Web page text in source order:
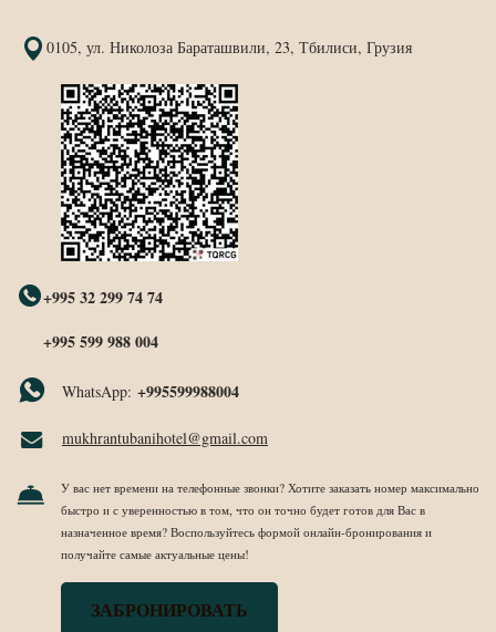
0105, ул. Николоза Бараташвили, 23, Тбилиси, Грузия
+995 32 299 74 74
+995 599 988 004
WhatsApp: +995599988004
mukhrantubanihotel@gmail.com
У вас нет времени на телефонные звонки? Хотите заказать номер максимально
быстро и с уверенностью в том, что он точно будет готов для Вас в
назначенное время? Воспользуйтесь формой онлайн-бронирования и
получайте самые актуальные цены!
ЗАБРОНИРОВАТЬ